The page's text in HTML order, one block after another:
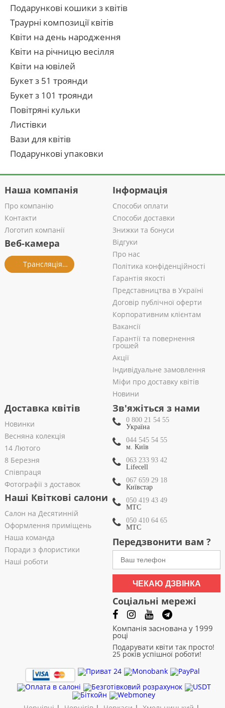
Подарункові кошики з квітів
Траурні композиції квітів
Квіти на день народження
Квіти на річницю весілля
Квіти на ювілей
Букет з 51 троянди
Букет з 101 троянди
Повітряні кульки
Листівки
Вази для квітів
Подарункові упаковки
Наша компанія
Про компанію
Контакти
Логотип компанії
Веб-камера
Трансляція із салону
Інформація
Способи оплати
Способи доставки
Знижки та бонуси
Відгуки
Про нас
Політика конфіденційності
Гарантія якості
Представництва в Україні
Договір публічної оферти
Корпоративним клієнтам
Вакансії
Гарантії та повернення
грошей
Акції
Індивідуальне замовлення
Міфи про доставку квітів
Новини
Доставка квітів
Новинки
Весняна колекція
14 Лютого
8 Березня
Співпраця
Фотографії з доставок
Наші Квіткові салони
Салон на Десятинній
Оформлення приміщень
Наша команда
Поради з флористики
Наші роботи
Зв'яжіться з нами
0 800 21 54 55
Україна
044 545 54 55
м. Київ
063 233 93 42
Lifecell
067 659 29 18
Київстар
050 419 43 49
МТС
050 410 64 65
МТС
Передзвонити вам ?
ЧЕКАЮ ДЗВІНКА
Соціальні мережі
Компанія заснована у 1999
році
Подарувати квіти так просто!
25 років успішної роботи!